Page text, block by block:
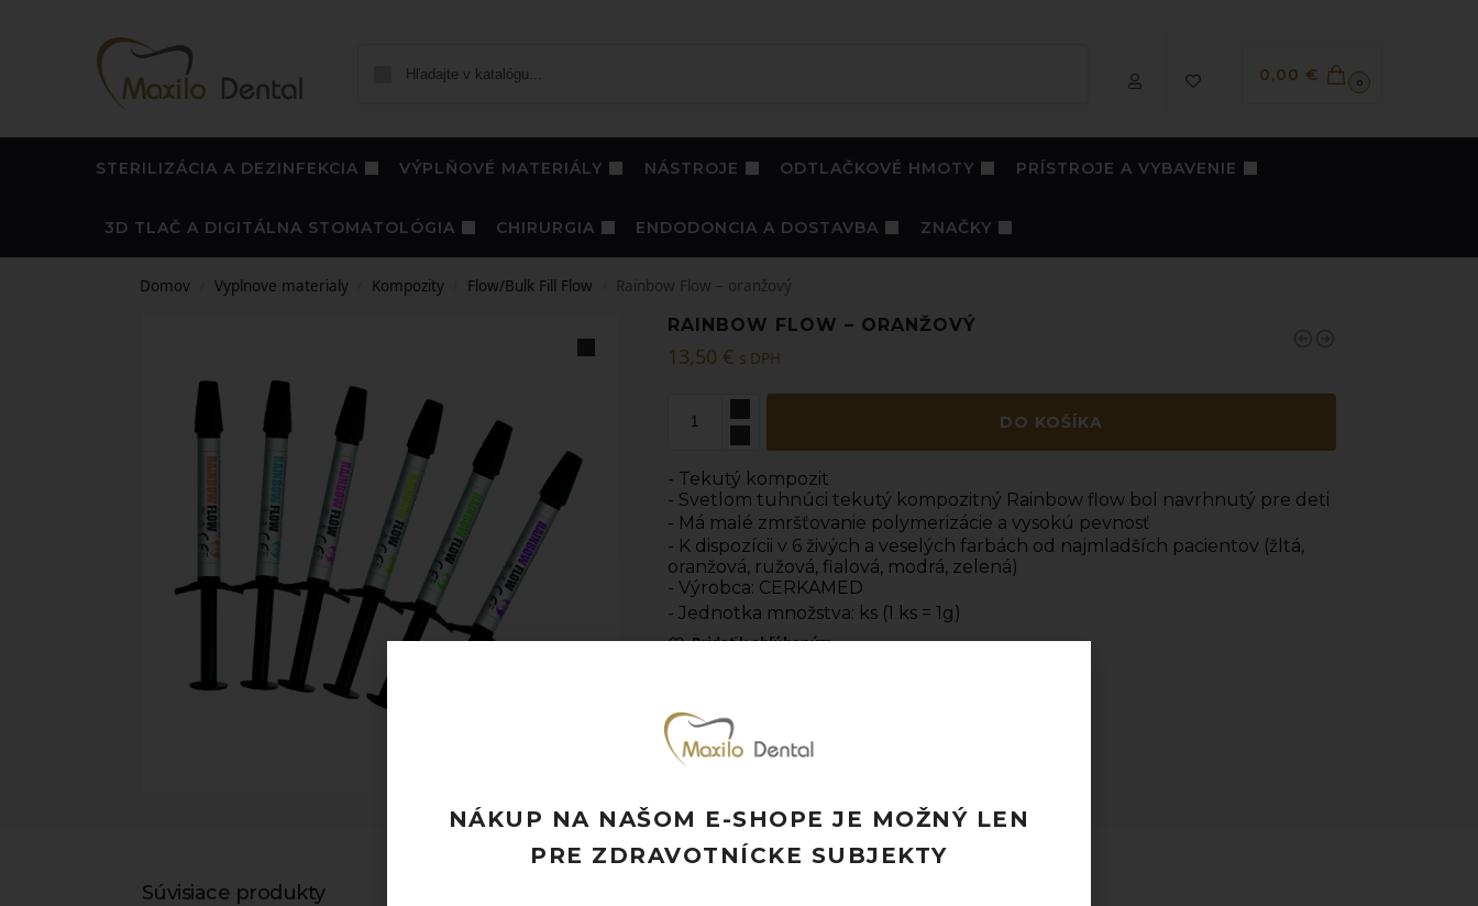
0,00 € 0
STERILIZÁCIA A DEZINFEKCIA VÝPLŇOVÉ MATERIÁLY NÁSTROJE ODTLAČKOVÉ HMOTY PRÍSTROJE A VYBAVENIE
3D TLAČ A DIGITÁLNA STOMATOLÓGIA CHIRURGIA ENDODONCIA A DOSTAVBA ZNAČKY
Domov Vyplnove materialy Kompozity Flow/Bulk Fill Flow Rainbow Flow – oranžový
RAINBOW FLOW – ORANŽOVÝ
13,50 € s DPH
DO KOŠÍKA
- Tekutý kompozit
- Svetlom tuhnúci tekutý kompozitný Rainbow flow bol navrhnutý pre deti
- Má malé zmršťovanie polymerizácie a vysokú pevnosť
- K dispozícii v 6 živých a veselých farbách od najmladších pacientov (žltá,
oranžová, ružová, fialová, modrá, zelená)
- Výrobca: CERKAMED
- Jednotka množstva: ks (1 ks = 1g)
Pridať k obľúbeným
Rýchle doručenie a možnosť osobného odberu
Potrebujete poradiť? Neváhajte nás
Súvisiace produkty
NÁKUP NA NAŠOM E-SHOPE JE MOŽNÝ LEN
PRE ZDRAVOTNÍCKE SUBJEKTY